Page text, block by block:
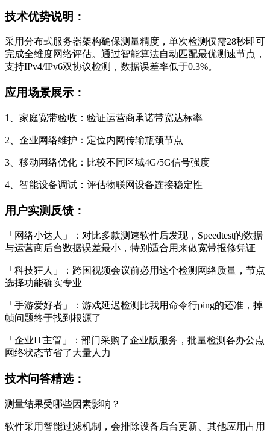
技术优势说明：
采用分布式服务器架构确保测量精度，单次检测仅需28秒即可
完成全维度网络评估。通过智能算法自动匹配最优测速节点，
支持IPv4/IPv6双协议检测，数据误差率低于0.3%。
应用场景展示：
1、家庭宽带验收：验证运营商承诺带宽达标率
2、企业网络维护：定位内网传输瓶颈节点
3、移动网络优化：比较不同区域4G/5G信号强度
4、智能设备调试：评估物联网设备连接稳定性
用户实测反馈：
「网络小达人」：对比多款测速软件后发现，Speedtest的数据
与运营商后台数据误差最小，特别适合用来做宽带报修凭证
「科技狂人」：跨国视频会议前必用这个检测网络质量，节点
选择功能确实专业
「手游爱好者」：游戏延迟检测比我用命令行ping的还准，掉
帧问题终于找到根源了
「企业IT主管」：部门采购了企业版服务，批量检测各办公点
网络状态节省了大量人力
技术问答精选：
测量结果受哪些因素影响？
软件采用智能过滤机制，会排除设备后台更新、其他应用占用